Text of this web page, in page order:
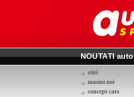
NOUTATI auto
stiri
masini noi
concept cars